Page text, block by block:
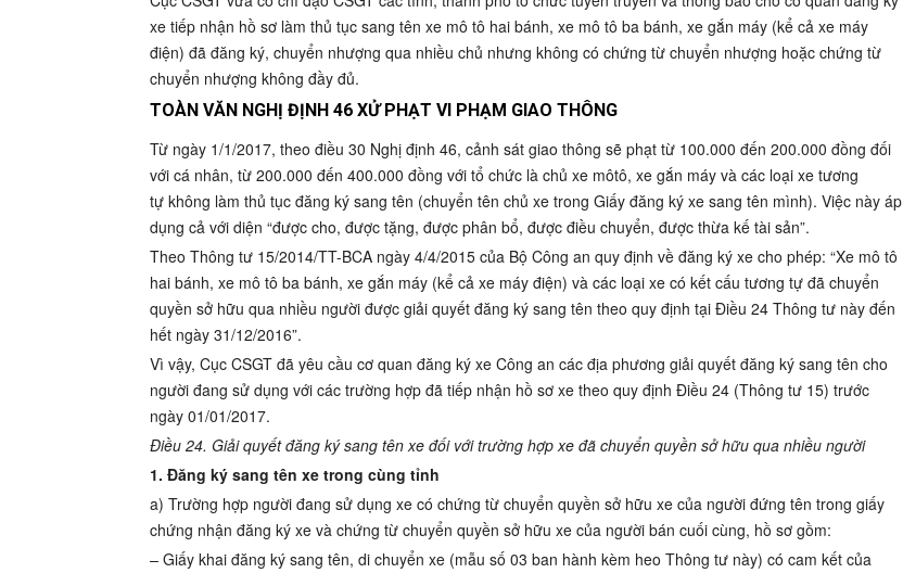
xe tiếp nhận hồ sơ làm thủ tục sang tên xe mô tô hai bánh, xe mô tô ba bánh, xe gắn máy (kể cả xe máy
điện) đã đăng ký, chuyển nhượng qua nhiều chủ nhưng không có chứng từ chuyển nhượng hoặc chứng từ
chuyển nhượng không đầy đủ.
TOÀN VĂN NGHỊ ĐỊNH 46 XỬ PHẠT VI PHẠM GIAO THÔNG
Từ ngày 1/1/2017, theo điều 30 Nghị định 46, cảnh sát giao thông sẽ phạt từ 100.000 đến 200.000 đồng đối
với cá nhân, từ 200.000 đến 400.000 đồng với tổ chức là chủ xe môtô, xe gắn máy và các loại xe tương
tự không làm thủ tục đăng ký sang tên (chuyển tên chủ xe trong Giấy đăng ký xe sang tên mình). Việc này áp
dụng cả với diện “được cho, được tặng, được phân bổ, được điều chuyển, được thừa kế tài sản”.
Theo Thông tư 15/2014/TT-BCA ngày 4/4/2015 của Bộ Công an quy định về đăng ký xe cho phép: “Xe mô tô
hai bánh, xe mô tô ba bánh, xe gắn máy (kể cả xe máy điện) và các loại xe có kết cấu tương tự đã chuyển
quyền sở hữu qua nhiều người được giải quyết đăng ký sang tên theo quy định tại Điều 24 Thông tư này đến
hết ngày 31/12/2016”.
Vì vậy, Cục CSGT đã yêu cầu cơ quan đăng ký xe Công an các địa phương giải quyết đăng ký sang tên cho
người đang sử dụng với các trường hợp đã tiếp nhận hồ sơ xe theo quy định Điều 24 (Thông tư 15) trước
ngày 01/01/2017.
Điều 24. Giải quyết đăng ký sang tên xe đối với trường hợp xe đã chuyển quyền sở hữu qua nhiều người
1. Đăng ký sang tên xe trong cùng tỉnh
a) Trường hợp người đang sử dụng xe có chứng từ chuyển quyền sở hữu xe của người đứng tên trong giấy
chứng nhận đăng ký xe và chứng từ chuyển quyền sở hữu xe của người bán cuối cùng, hồ sơ gồm:
– Giấy khai đăng ký sang tên, di chuyển xe (mẫu số 03 ban hành kèm heo Thông tư này) có cam kết của